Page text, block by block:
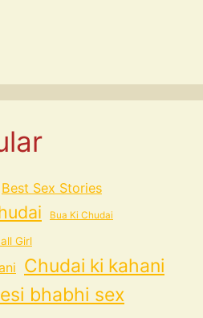
Best Sex Stories
Bua Ki Chudai
Girl
Chudai ki kahani
bhabhi sex